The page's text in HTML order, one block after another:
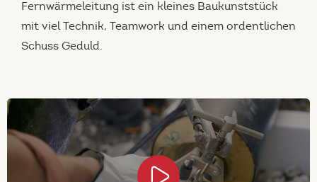
Fernwärmeleitung ist ein kleines Baukunststück
mit viel Technik, Teamwork und einem ordentlichen
Schuss Geduld.